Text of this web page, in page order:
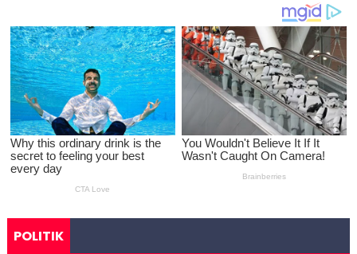
POLITIK